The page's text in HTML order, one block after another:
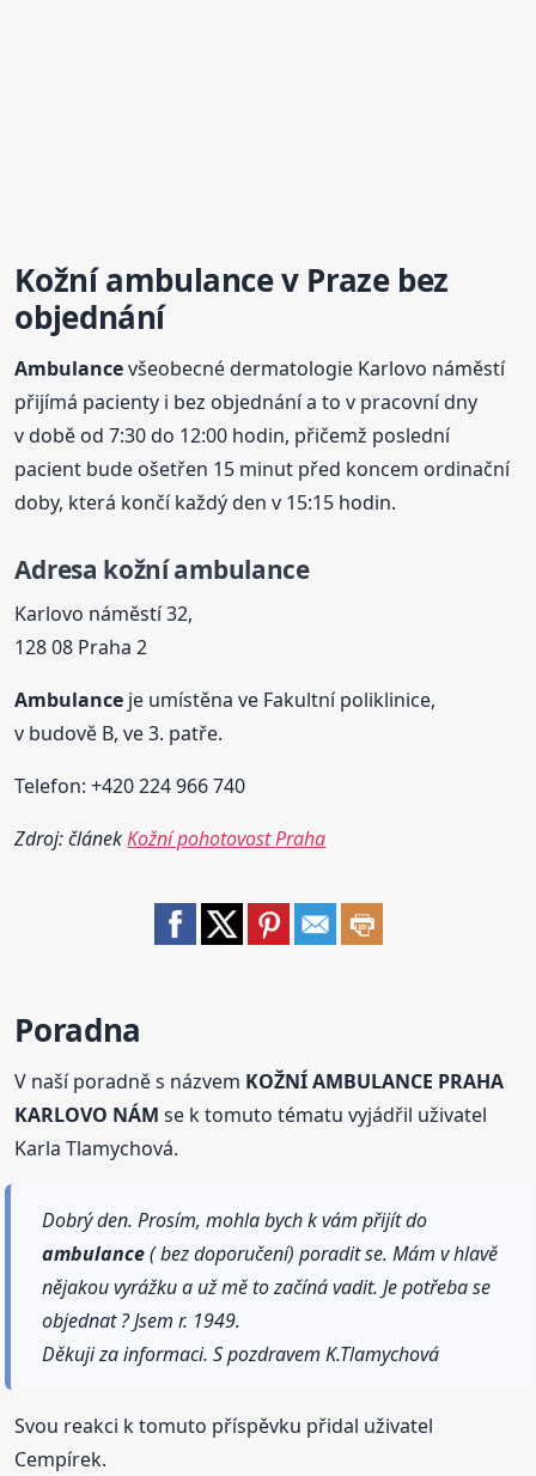
Kožní ambulancev Praze bez
objednání
Ambulancevšeobecné dermatologie Karlovo náměstí
přijímá pacienty i bez objednání a to v pracovní dny
v době od 7:30 do 12:00 hodin, přičemž poslední
pacient bude ošetřen 15 minut před koncem ordinační
doby, která končí každý den v 15:15 hodin.
Adresa kožníambulance
Karlovo náměstí 32,
128 08 Praha 2
Ambulance je umístěna ve Fakultní poliklinice,
v budově B, ve 3. patře.
Telefon: +420 224 966 740
Zdroj: článekKožní pohotovost Praha
Poradna
V naší poradně s názvem KOŽNÍ AMBULANCE PRAHA
KARLOVO NÁM se k tomuto tématu vyjádřil uživatel
Karla Tlamychová.
Dobrý den. Prosím, mohla bych k vám přijít do
ambulance( bez doporučení) poradit se. Mám v hlavě
nějakou vyrážku a už mě to začíná vadit. Je potřeba se
objednat ? Jsem r. 1949.
Děkuji za informaci. S pozdravem K.Tlamychová
Svou reakci k tomuto příspěvku přidal uživatel
Cempírek.